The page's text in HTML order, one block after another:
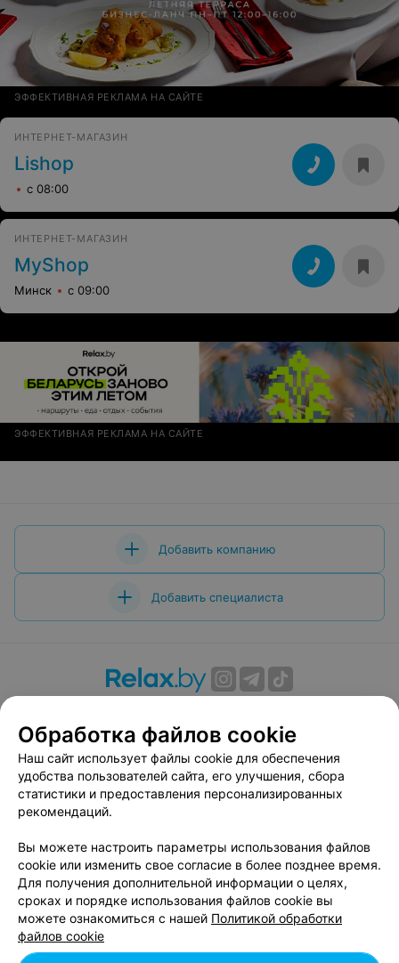
ЭФФЕКТИВНАЯ РЕКЛАМА НА САЙТЕ
ИНТЕРНЕТ-МАГАЗИН
Lishop
с 08:00
ИНТЕРНЕТ-МАГАЗИН
MyShop
Минск с 09:00
ЭФФЕКТИВНАЯ РЕКЛАМА НА САЙТЕ
Добавить компанию
Добавить специалиста
Вакансии
Публичный договор
Способы оплаты
Публичный договор по использованию сервиса
«Афиша»
Пользовательское соглашение
Связаться по вопросам сотрудничества
Написать руководителю relax.by
Персональные настройки cookie
Обработка персональных данных
Обработка файлов cookie
Наш сайт использует файлы cookie для обеспечения
удобства пользователей сайта, его улучшения, сбора
статистики и предоставления персонализированных
рекомендаций.
Вы можете настроить параметры использования файлов
cookie или изменить свое согласие в более позднее время.
Для получения дополнительной информации о целях,
сроках и порядке использования файлов cookie вы
можете ознакомиться с нашей Политикой обработки
файлов cookie